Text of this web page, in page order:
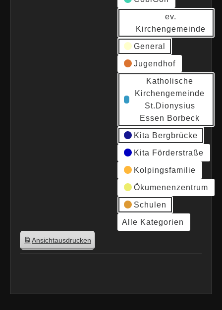
ev.
Kirchengemeinde
General
Jugendhof
Katholische
Kirchengemeinde
St.Dionysius
Essen Borbeck
Kita Bergbrücke
Kita Förderstraße
Kolpingsfamilie
Ökumenenzentrum
Schulen
Alle Kategorien
Ansichtausdrucken